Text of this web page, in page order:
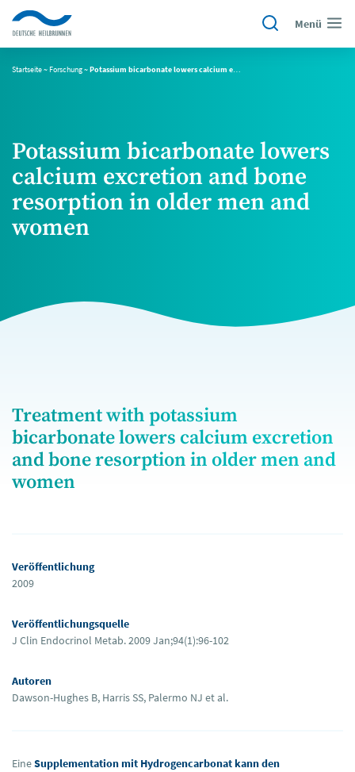
Menü
Startseite~Forschung~Potassium bicarbonate lowers calcium excretion and bone resorption in older men and women
Potassium bicarbonate lowers
calcium excretion and bone
resorption in older men and
women
Treatment with potassium
bicarbonate lowers calcium excretion
and bone resorption in older men and
women
Veröffentlichung
2009
Veröffentlichungsquelle
J Clin Endocrinol Metab. 2009 Jan;94(1):96-102
Autoren
Dawson-Hughes B, Harris SS, Palermo NJ et al.
EineSupplementation mit Hydrogencarbonat kann den